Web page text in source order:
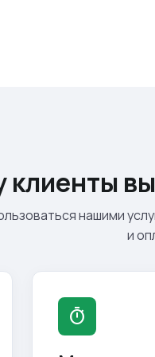
клиенты
нашими
и
timer